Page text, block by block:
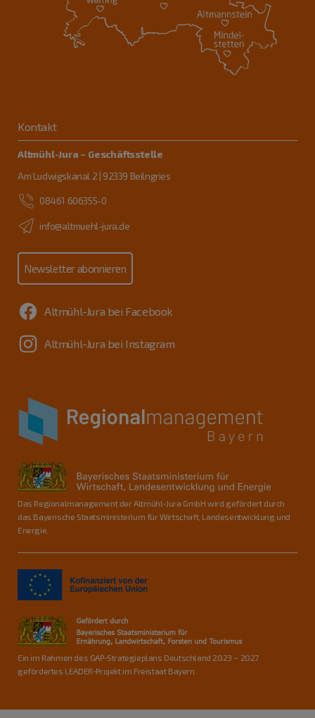
Kontakt
Altmühl-Jura – Geschäftsstelle
Am Ludwigskanal 2 | 92339 Beilngries
08461 606355-0
info@altmuehl-jura.de
Newsletter abonnieren
Altmühl-Jura bei Facebook
Altmühl-Jura bei Instagram
Das Regionalmanagement der Altmühl-Jura GmbH wird gefördert durch
das Bayerische Staatsministerium für Wirtschaft, Landesentwicklung und
Energie.
Ein im Rahmen des GAP-Strategieplans Deutschland 2023 – 2027
gefördertes LEADER-Projekt im Freistaat Bayern.